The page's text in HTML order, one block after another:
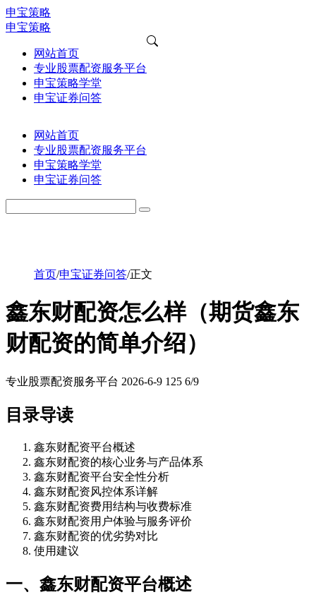
申宝策略
申宝策略
网站首页
专业股票配资服务平台
申宝策略学堂
申宝证券问答
网站首页
专业股票配资服务平台
申宝策略学堂
申宝证券问答
首页/申宝证券问答/正文
鑫东财配资怎么样（期货鑫东
财配资的简单介绍）
专业股票配资服务平台 2026-6-9 125 6/9
目录导读
鑫东财配资平台概述
鑫东财配资的核心业务与产品体系
鑫东财配资平台安全性分析
鑫东财配资风控体系详解
鑫东财配资费用结构与收费标准
鑫东财配资用户体验与服务评价
鑫东财配资的优劣势对比
使用建议
一、鑫东财配资平台概述